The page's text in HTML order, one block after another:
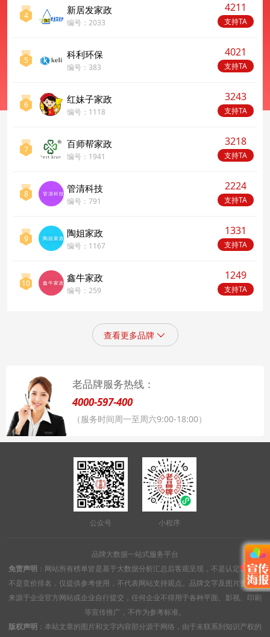
4 新居发家政
编号：2033
4211
支持TA
5 科利环保
编号：383
4021
支持TA
6 红妹子家政
编号：1118
3243
支持TA
7 百师帮家政
编号：1941
3218
支持TA
8 管清科技 管清科技
编号：791
2224
支持TA
9 陶姐家政 陶姐家政
编号：1167
1331
支持TA
10 鑫牛家政 鑫牛家政
编号：259
1249
支持TA
查看更多品牌
老品牌服务热线：
4000-597-400
（服务时间周一至周六9:00-18:00）
公众号 小程序
品牌大数据一站式服务平台
免责声明 ：网站所有榜单皆是基于大数据分析汇总后客观呈现，不是认定认证，
不是竞价排名，仅提供参考使用，不代表网站支持观点。品牌文字及图片资料均
来源于企业官方网站或企业自行提交，任何企业不得用于各种平面、影视、印刷
等宣传推广，不作为参考标准。
版权声明 ：本站文章的图片和文字内容部分源于网络，由于未联系到知识产权的